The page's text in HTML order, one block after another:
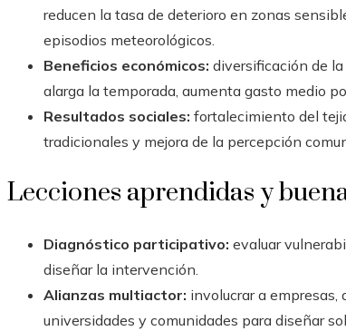
reducen la tasa de deterioro en zonas
episodios meteorológicos.
Beneficios económicos: diversificación de
alarga la temporada, aumenta gasto medio
Resultados sociales: fortalecimiento del
tradicionales y mejora de la percepción
Lecciones aprendidas y
Diagnóstico participativo: evaluar
diseñar la intervención.
Alianzas multiactor: involucrar a
universidades y comunidades para diseñar